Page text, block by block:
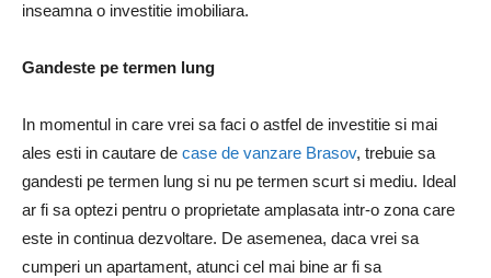
inseamna o investitie imobiliara.
Gandeste pe termen lung
In momentul in care vrei sa faci o astfel de investitie si mai
ales esti in cautare de case de vanzare Brasov, trebuie sa
gandesti pe termen lung si nu pe termen scurt si mediu. Ideal
ar fi sa optezi pentru o proprietate amplasata intr-o zona care
este in continua dezvoltare. De asemenea, daca vrei sa
cumperi un apartament, atunci cel mai bine ar fi sa